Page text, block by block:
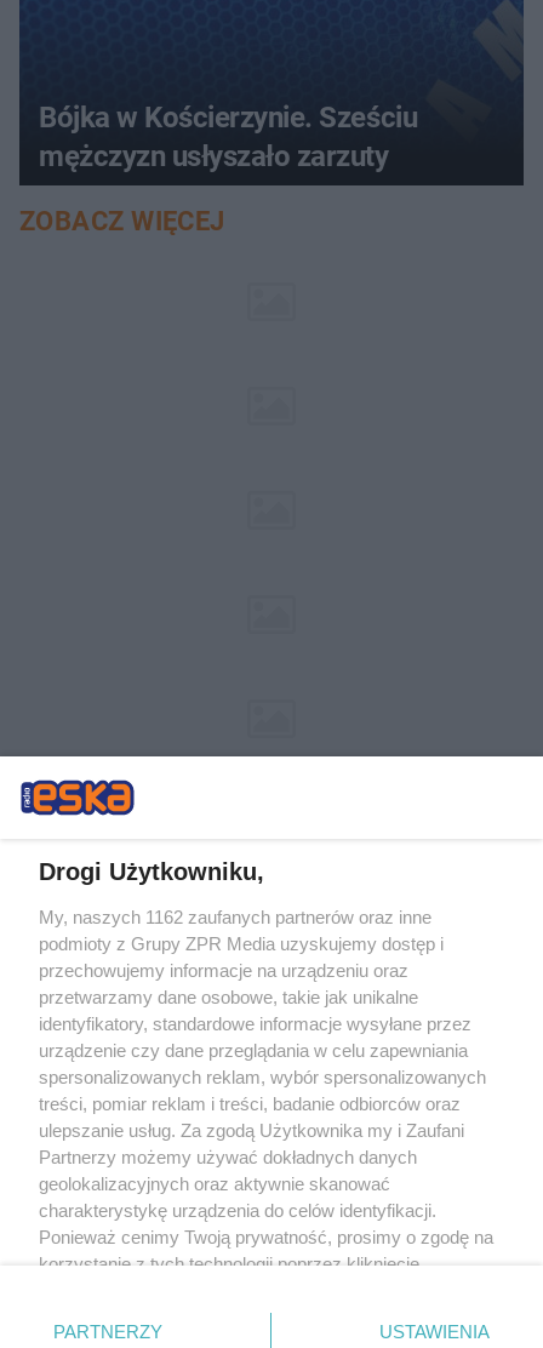
Bójka w Kościerzynie. Sześciu
mężczyzn usłyszało zarzuty
ZOBACZ WIĘCEJ
Żaden utwór zamieszczony w serwisie nie może być powielany i
rozpowszechniany lub dalej rozpowszechniany w jakikolwiek sposób (w
tym także elektroniczny lub mechaniczny) na jakimkolwiek polu
eksploatacji w jakiejkolwiek formie, włącznie z umieszczaniem w Internecie
bez pisemnej zgody właściciela praw. Jakiekolwiek użycie lub
wykorzystanie utworów w całości lub w części z naruszeniem prawa, tzn.
bez właściwej zgody, jest zabronione pod groźbą kary i może być ścigane
prawnie.
O nas
Drogi Użytkowniku,
My, naszych 1162 zaufanych partnerów oraz inne
podmioty z Grupy ZPR Media uzyskujemy dostęp i
przechowujemy informacje na urządzeniu oraz
przetwarzamy dane osobowe, takie jak unikalne
identyfikatory, standardowe informacje wysyłane przez
urządzenie czy dane przeglądania w celu zapewniania
spersonalizowanych reklam, wybór spersonalizowanych
treści, pomiar reklam i treści, badanie odbiorców oraz
ulepszanie usług. Za zgodą Użytkownika my i Zaufani
Partnerzy możemy używać dokładnych danych
geolokalizacyjnych oraz aktywnie skanować
charakterystykę urządzenia do celów identyfikacji.
Ponieważ cenimy Twoją prywatność, prosimy o zgodę na
korzystanie z tych technologii poprzez kliknięcie
zmienić/wycofać klikając przycisk ustawień prywatności
PARTNERZY USTAWIENIA